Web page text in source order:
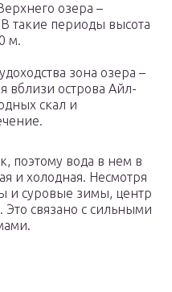
озера –
такие периоды высота
м.
зона озера –
вблизи острова Айл-
скал и
поэтому вода в нем в
и холодная. Несмотря
и суровые зимы, центр
Это связано с сильными